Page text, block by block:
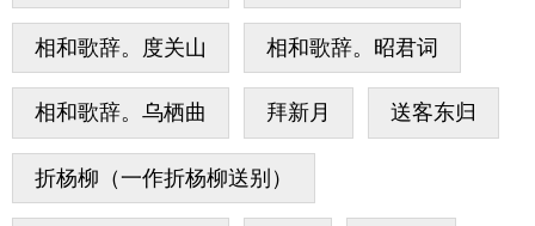
相和歌辞。度关山 相和歌辞。昭君词
相和歌辞。乌栖曲 拜新月 送客东归
折杨柳（一作折杨柳送别）